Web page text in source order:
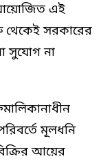
আয়োজিত এই
সরকারের
সুযোগ না
মূলধনি
আয়ের